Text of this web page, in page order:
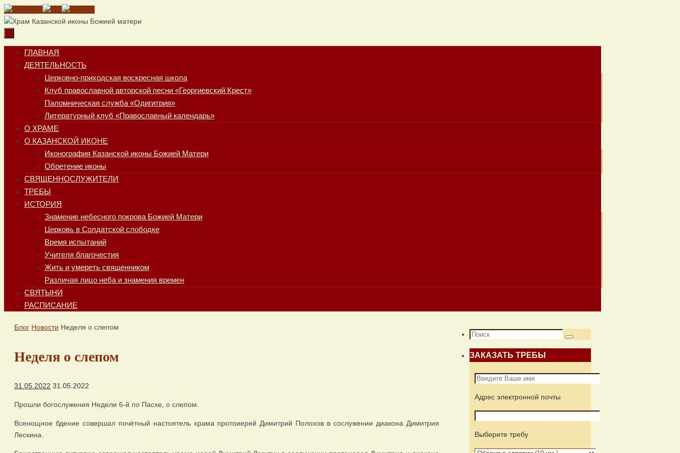
Перейти
к
Перейти
содержимому
ГЛАВНАЯ
ДЕЯТЕЛЬНОСТЬ
Церковно-приходская воскресная школа
Клуб православной авторской песни «Георгиевский Крест»
Паломническая служба «Одигитрия»
Литературный клуб «Православный календарь»
О ХРАМЕ
О КАЗАНСКОЙ ИКОНЕ
Иконография Казанской иконы Божией Матери
Обретение иконы
СВЯЩЕННОСЛУЖИТЕЛИ
ТРЕБЫ
ИСТОРИЯ
Знамение небесного покрова Божией Матери
Церковь в Солдатской слободке
Время испытаний
Учителя благочестия
Жить и умереть священником
Различая лицо неба и знамения времен
СВЯТЫНИ
РАСПИСАНИЕ
Главная
Блог Новости Неделя о слепом
Неделя о слепом
31.05.2022 31.05.2022
Прошли богослужения Недели 6-й по Пасхе, о слепом.
Всенощное бдение совершал почётный настоятель храма протоиерей Димитрий Полохов в сослужении диакона Димитрия
Лескина.
Что
Поиск
ЗАКАЗАТЬ ТРЕБЫ
Адрес электронной почты
Выберите требу